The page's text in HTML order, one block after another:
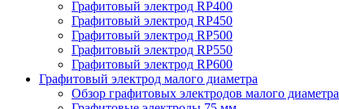
Графитовый электрод RP400
Графитовый электрод RP450
Графитовый электрод RP500
Графитовый электрод RP550
Графитовый электрод RP600
Графитовый электрод малого диаметра
Обзор графитовых электродов малого диаметра